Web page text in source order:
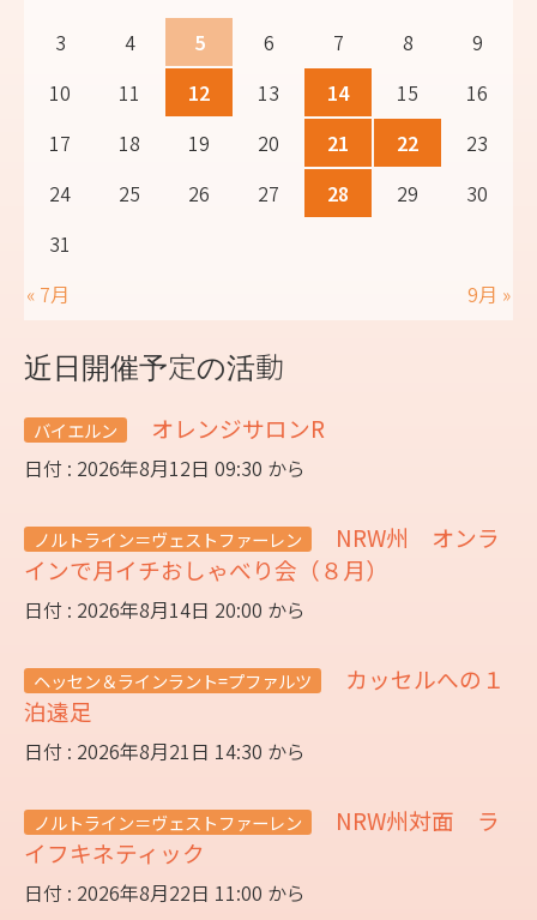
3
4 5 6 7 8
9
10
11 12 13 14 15
16
17
18 19 20 21 22
23
24
25 26 27 28 29
30
31
« 7月
9月 »
近日開催予定の活動
バイエルン オレンジサロンR
日付 : 2026年8月12日 09:30 から
ノルトライン＝ヴェストファーレン
NRW州 オンラ
インで月イチおしゃべり会（８月）
日付 : 2026年8月14日 20:00 から
ヘッセン＆ラインラント=プファルツ
カッセルへの１
泊遠足
日付 : 2026年8月21日 14:30 から
ノルトライン＝ヴェストファーレン
NRW州対面 ラ
イフキネティック
日付 : 2026年8月22日 11:00 から